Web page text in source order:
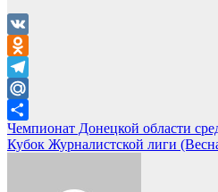
VK
Odnoklassniki
Telegram
Mail.Ru
Отправить
Навигация
по
Чемпионат Донецкой области
Кубок Журналистской лиги